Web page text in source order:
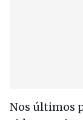
Nos últimos